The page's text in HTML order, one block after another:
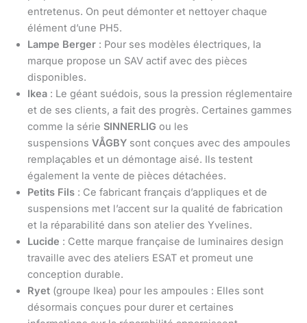
entretenus. On peut démonter et nettoyer chaque
élément d’une PH5.
Lampe Berger : Pour ses modèles électriques, la
marque propose un SAV actif avec des pièces
disponibles.
Ikea : Le géant suédois, sous la pression réglementaire
et de ses clients, a fait des progrès. Certaines gammes
comme la série SINNERLIG ou les
suspensions VÅGBY sont conçues avec des ampoules
remplaçables et un démontage aisé. Ils testent
également la vente de pièces détachées.
Petits Fils : Ce fabricant français d’appliques et de
suspensions met l’accent sur la qualité de fabrication
et la réparabilité dans son atelier des Yvelines.
Lucide : Cette marque française de luminaires design
travaille avec des ateliers ESAT et promeut une
conception durable.
Ryet (groupe Ikea) pour les ampoules : Elles sont
désormais conçues pour durer et certaines